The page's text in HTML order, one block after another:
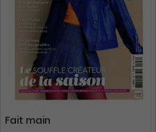
Fait main